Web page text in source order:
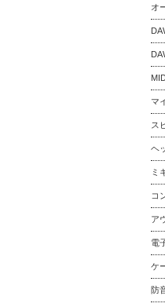
オ
マ
ス
ヘ
ミ
コ
ア
電
ケ
防